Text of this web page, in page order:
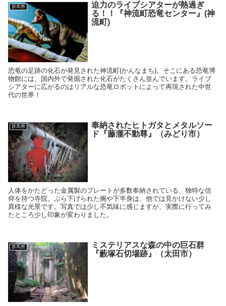
群馬県
迫力のライブシアターが熱過ぎ
る！！『神流町恐竜センター』(神
流町)
恐竜の足跡の化石が発見された神流町(かんなまち)。そこにある恐竜博
物館には、国内外で発掘された化石がたくさん並んでいます。ライブ
シアターに広がるのはリアルな恐竜ロボットによって再現された中世
代の世界！
群馬県
奉納されたヒトガタとメタルソー
ド『藤瀧不動尊』（みどり市）
人体をかたどった金属製のプレートが多数奉納されている、独特な信
仰を持つ寺院。ぶら下げられた腕や下半身は、他では見かけない少し
異様な光景です。写真では少し不気味に感じますが、実際に行ってみ
たところ少し印象が変わりました。
群馬県
ミステリアスな森の中の巨石群
『藪塚石切場跡』（太田市）